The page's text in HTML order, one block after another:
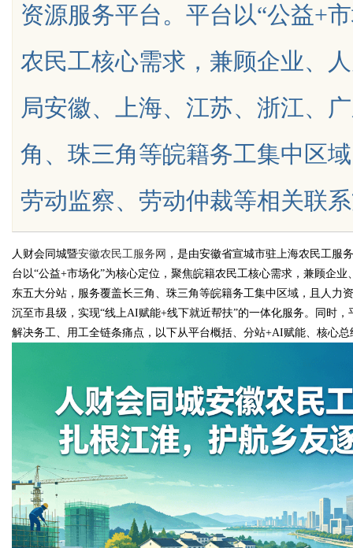
uz
Bo
ar
资源服务平台。平台以“公益+
农民工核心需求，兼顾企业、
局安徽、上海、江苏、浙江、
角、珠三角等皖籍务工集中区
劳动监察、劳动仲裁等相关联
人财会同城暨安徽农民工服务网 ，是由安徽省宣城市驻上海农民工服
台以“公益+市场化”为核心定位，聚焦皖籍农民工核心需求，兼顾企
东五大分站，服务覆盖长三角、珠三角等皖籍务工集中区域，且人力
沉至市县级，实现“线上AI赋能+线下就近帮扶”的一体化服务。同时
解决务工、用工全链条痛点，以下从平台概括、分站+AI赋能、核心